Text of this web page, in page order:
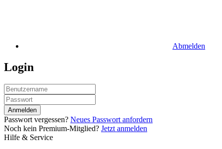
Abmelden
Login
Anmelden
Passwort vergessen? Neues Passwort anfordern
Noch kein Premium-Mitglied? Jetzt anmelden
Hilfe & Service